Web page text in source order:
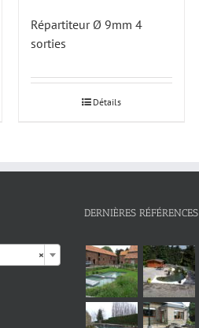
Répartiteur Ø 9mm 4
sorties
Détails
×
DERNIÈRES RÉFÉRENCES